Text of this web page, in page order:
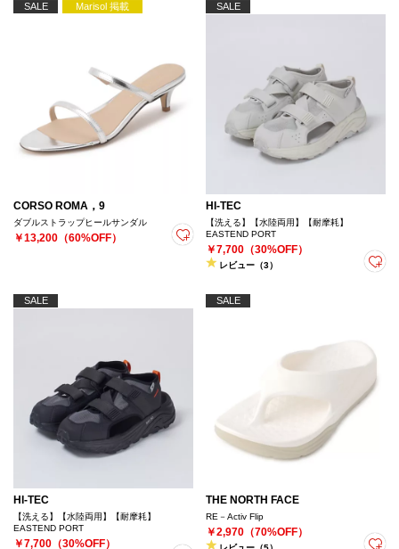
SALE Marisol 掲載
CORSO ROMA，9
ダブルストラップヒールサンダル
￥13,200（60%OFF）
SALE
HI-TEC
【洗える】【水陸両用】【耐摩耗】
EASTEND PORT
￥7,700（30%OFF）
レビュー（3）
SALE
HI-TEC
【洗える】【水陸両用】【耐摩耗】
EASTEND PORT
￥7,700（30%OFF）
SALE
THE NORTH FACE
RE－Activ Flip
￥2,970（70%OFF）